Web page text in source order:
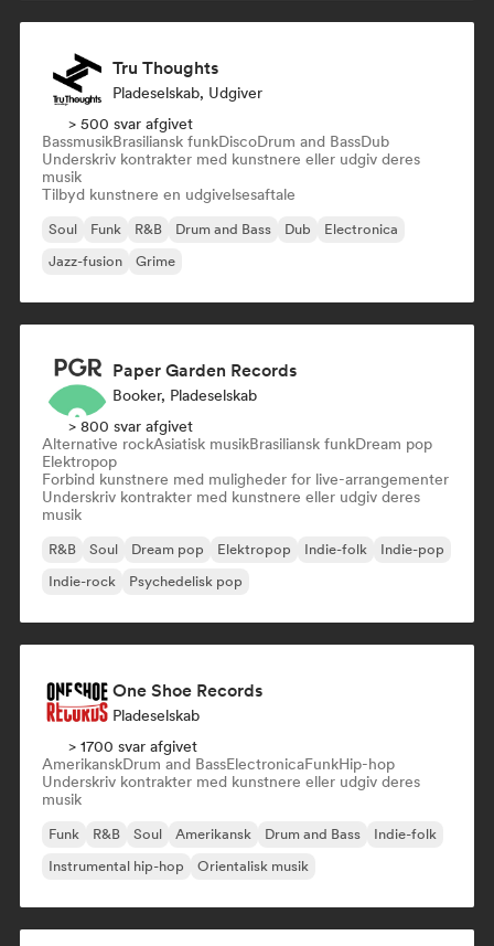
Tru Thoughts
Pladeselskab, Udgiver
> 500 svar afgivet
BassmusikBrasiliansk funkDiscoDrum and BassDub
Underskriv kontrakter med kunstnere eller udgiv deres
musik
Tilbyd kunstnere en udgivelsesaftale
Soul Funk R&B Drum and Bass Dub
Electronica
Jazz-fusion
Grime
Paper Garden Records
Booker, Pladeselskab
> 800 svar afgivet
Alternative rockAsiatisk musikBrasiliansk funkDream pop
Elektropop
Forbind kunstnere med muligheder for live-arrangementer
Underskriv kontrakter med kunstnere eller udgiv deres
musik
R&B Soul Dream pop Elektropop Indie-folk
Indie-pop
Indie-rock
Psychedelisk pop
One Shoe Records
Pladeselskab
> 1700 svar afgivet
AmerikanskDrum and BassElectronicaFunkHip-hop
Underskriv kontrakter med kunstnere eller udgiv deres
musik
Funk R&B Soul Amerikansk Drum and Bass
Indie-folk
Instrumental hip-hop
Orientalisk musik